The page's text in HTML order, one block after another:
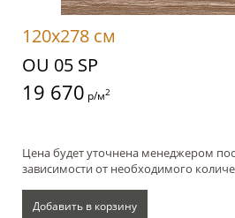
120x278 см
OU 05 SP
19 670 р/м2
Цена будет уточнена менеджером
зависимости от необходимого
Добавить в корзину